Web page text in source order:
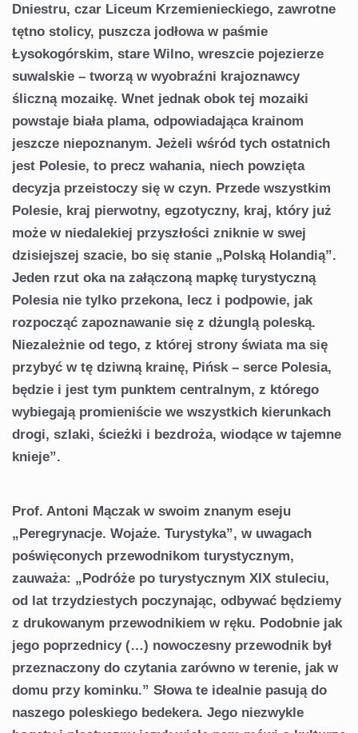
Dniestru, czar Liceum Krzemienieckiego, zawrotne
tętno stolicy, puszcza jodłowa w paśmie
Łysokogórskim, stare Wilno, wreszcie pojezierze
suwalskie – tworzą w wyobraźni krajoznawcy
śliczną mozaikę. Wnet jednak obok tej mozaiki
powstaje biała plama, odpowiadająca krainom
jeszcze niepoznanym. Jeżeli wśród tych ostatnich
jest Polesie, to precz wahania, niech powzięta
decyzja przeistoczy się w czyn. Przede wszystkim
Polesie, kraj pierwotny, egzotyczny, kraj, który już
może w niedalekiej przyszłości zniknie w swej
dzisiejszej szacie, bo się stanie „Polską Holandią”.
Jeden rzut oka na załączoną mapkę turystyczną
Polesia nie tylko przekona, lecz i podpowie, jak
rozpocząć zapoznawanie się z dżunglą poleską.
Niezależnie od tego, z której strony świata ma się
przybyć w tę dziwną krainę, Pińsk – serce Polesia,
będzie i jest tym punktem centralnym, z którego
wybiegają promieniście we wszystkich kierunkach
drogi, szlaki, ścieżki i bezdroża, wiodące w tajemne
knieje”.
Prof. Antoni Mączak w swoim znanym eseju
„Peregrynacje. Wojaże. Turystyka”, w uwagach
poświęconych przewodnikom turystycznym,
zauważa: „Podróże po turystycznym XIX stuleciu,
od lat trzydziestych poczynając, odbywać będziemy
z drukowanym przewodnikiem w ręku. Podobnie jak
jego poprzednicy (…) nowoczesny przewodnik był
przeznaczony do czytania zarówno w terenie, jak w
domu przy kominku.” Słowa te idealnie pasują do
naszego poleskiego bedekera. Jego niezwykle